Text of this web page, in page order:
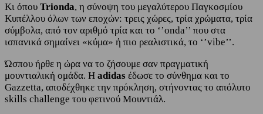
Κι όπου Trionda, η σύνοψη του μεγαλύτερου Παγκοσμίου
Κυπέλλου όλων των εποχών: τρεις χώρες, τρία χρώματα, τρία
σύμβολα, από τον αριθμό τρία και το ‘’onda’’ που στα
ισπανικά σημαίνει «κύμα» ή πιο ρεαλιστικά, το ‘’vibe’’.
Ώσπου ήρθε η ώρα να το ζήσουμε σαν πραγματική
μουντιαλική ομάδα. Η adidas έδωσε το σύνθημα και το
Gazzetta, αποδέχθηκε την πρόκληση, στήνοντας το απόλυτο
skills challenge του φετινού Μουντιάλ.